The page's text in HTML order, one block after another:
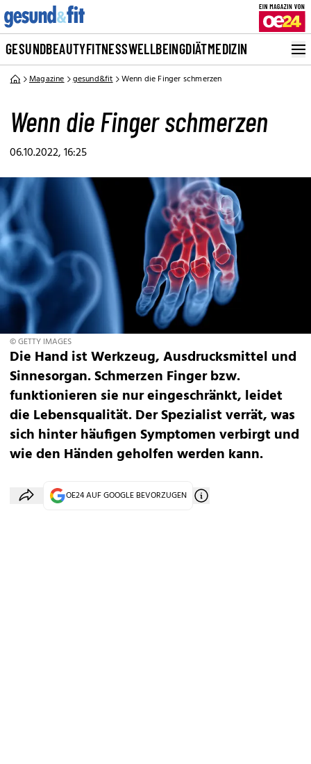
GESUNDBEAUTYFITNESSWELLBEINGDIÄTMEDIZIN
Magazine gesund&fit Wenn die Finger schmerzen
Wenn die Finger schmerzen
06.10.2022, 16:25
© GETTY IMAGES
Die Hand ist Werkzeug, Ausdrucksmittel und
Sinnesorgan. Schmerzen Finger bzw.
funktionieren sie nur eingeschränkt, leidet
die Lebensqualität. Der Spezialist verrät, was
sich hinter häufigen Symptomen verbirgt und
wie den Händen geholfen werden kann.
OE24 AUF GOOGLE BEVORZUGEN